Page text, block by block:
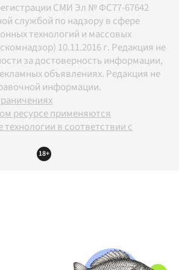
СМИ Эл № ФС77-67642
службой по надзору в сфере
технологий и массовых
10.11.2016 г. Редакция не
за достоверность информации,
объявлениях. Редакция не
информации.
ресурсе применяются
в соответствии с
18+